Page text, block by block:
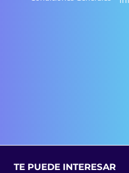
TE PUEDE INTERESAR